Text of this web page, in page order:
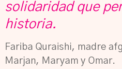
solidaridad que
historia.
Fariba Quraishi, madre
Marjan, Maryam y Omar.